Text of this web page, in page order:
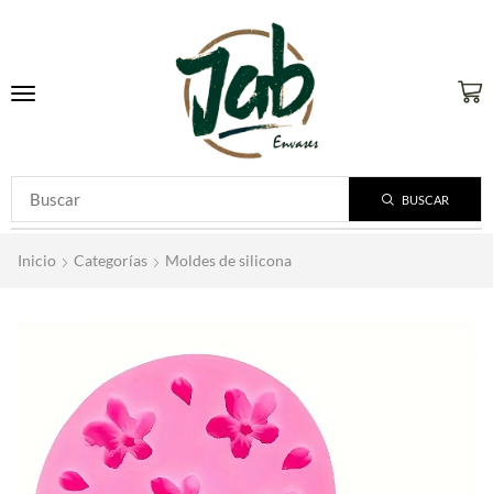
BUSCAR
Inicio Categorías Moldes de silicona